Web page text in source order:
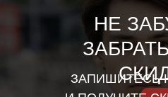
НЕ
ЗАПИШИТЕСЬ